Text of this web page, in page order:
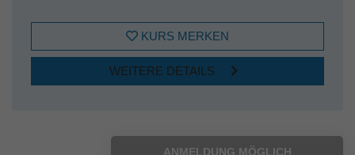
KURS MERKEN
WEITERE DETAILS
ANMELDUNG MÖGLICH